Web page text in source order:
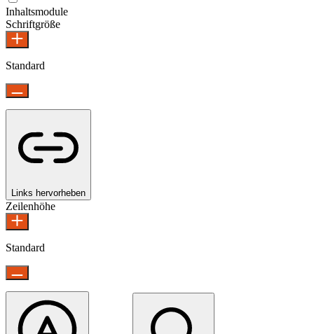
Inhaltsmodule
Schriftgröße
Standard
Links hervorheben
Zeilenhöhe
Standard